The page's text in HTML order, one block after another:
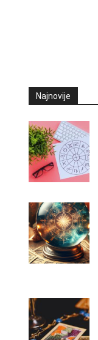
Najnovije